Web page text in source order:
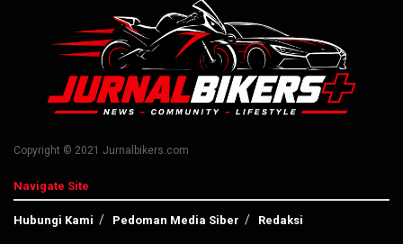
Copyright © 2021 Jurnalbikers.com
Navigate Site
Hubungi Kami Pedoman Media Siber Redaksi